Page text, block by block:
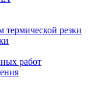
термической резки
работ